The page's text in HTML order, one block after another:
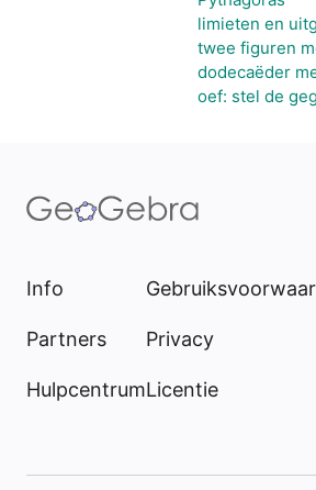
limieten en
twee figuren
dodecaëder
oef: stel de
Info
Partners
Hulpcentrum
Privacy
Licentie